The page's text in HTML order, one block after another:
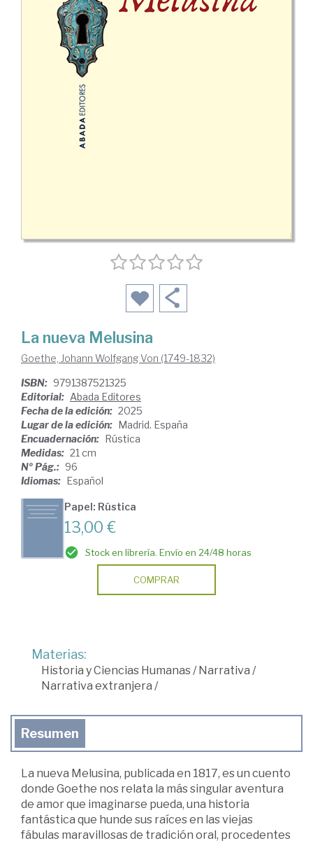
La nueva Melusina
Goethe, Johann Wolfgang Von (1749-1832)
ISBN: 9791387521325
Editorial: Abada Editores
Fecha de la edición: 2025
Lugar de la edición: Madrid. España
Encuadernación: Rústica
Medidas: 21 cm
Nº Pág.: 96
Idiomas: Español
Papel: Rústica
13,00 €
Stock en librería. Envío en 24/48 horas
COMPRAR
Materias:
Historia y Ciencias Humanas/ Narrativa /
Narrativa extranjera /
Resumen
La nueva Melusina, publicada en 1817, es un cuento
donde Goethe nos relata la más singular aventura
de amor que imaginarse pueda, una historia
fantástica que hunde sus raíces en las viejas
fábulas maravillosas de tradición oral, procedentes